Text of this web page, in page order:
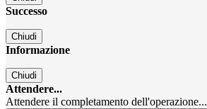
Successo
Chiudi
Informazione
Chiudi
Attendere...
Attendere il completamento dell'operazione...